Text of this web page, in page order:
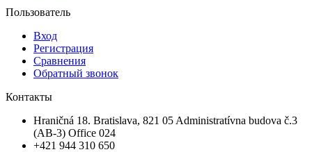
Пользователь
Вход
Регистрация
Сравнения
Обратный звонок
Контакты
Hraničná 18. Bratislava, 821 05 Administratívna budova č.3
(AB-3) Office 024
+421 944 310 650